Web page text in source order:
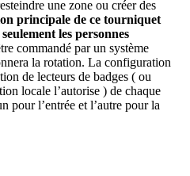
une zone ou créer des
principale de ce tourniquet
les personnes
commandé par un système
la rotation. La configuration
de lecteurs de badges ( ou
locale l’autorise ) de chaque
pour l’entrée et l’autre pour la